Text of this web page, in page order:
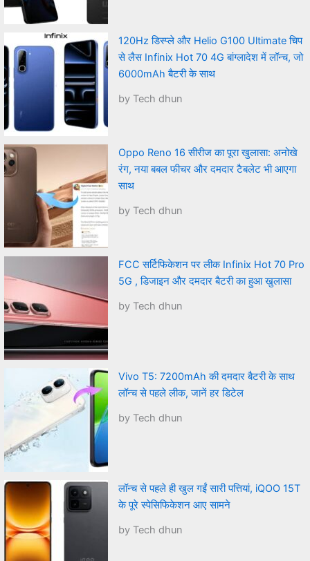
120Hz डिस्प्ले और Helio G100 Ultimate चिप
से लैस Infinix Hot 70 4G बांग्लादेश में लॉन्च, जो
6000mAh बैटरी के साथ
by Tech dhun
Oppo Reno 16 सीरीज का पूरा खुलासा: अनोखे
रंग, नया बबल फीचर और दमदार टैबलेट भी आएगा
साथ
by Tech dhun
FCC सर्टिफिकेशन पर लीक Infinix Hot 70 Pro
5G , डिजाइन और दमदार बैटरी का हुआ खुलासा
by Tech dhun
Vivo T5: 7200mAh की दमदार बैटरी के साथ
लॉन्च से पहले लीक, जानें हर डिटेल
by Tech dhun
लॉन्च से पहले ही खुल गईं सारी पत्तियां, iQOO 15T
के पूरे स्पेसिफिकेशन आए सामने
by Tech dhun